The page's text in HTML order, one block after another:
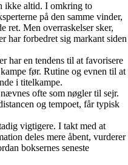
ikke altid. I omkring to
på den samme vinder,
ret. Men overraskelser sker,
har forbedret sig markant siden
har en tendens til at favorisere
før. Rutine og evnen til at
i titelkampe.
nævnes ofte som nøgler til sejr.
og tempoet, får typisk
vigtigere. I takt med at
deles mere åbent, vurderer
boksernes seneste